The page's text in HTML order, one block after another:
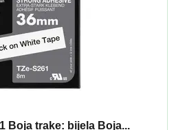
Boja trake: bijela Boja...